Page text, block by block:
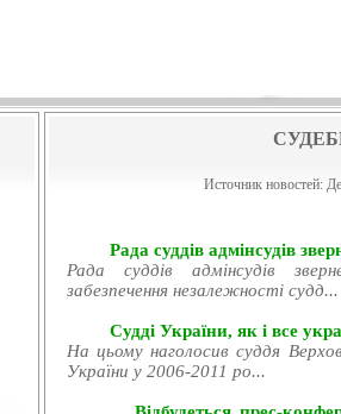
Источник новостей:
Рада суддів адмінсудів
Рада суддів адмінсудів
забезпечення незалежності судд...
Судді України, як і все
На цьому наголосив суддя
України у 2006-2011 ро...